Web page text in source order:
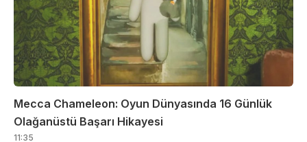
Mecca Chameleon: Oyun Dünyasında 16 Günlük
Olağanüstü Başarı Hikayesi
11:35